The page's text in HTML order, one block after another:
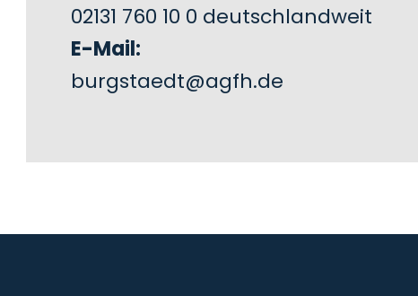
02131 760 10 0 deutschlandweit
E-Mail:
burgstaedt@agfh.de